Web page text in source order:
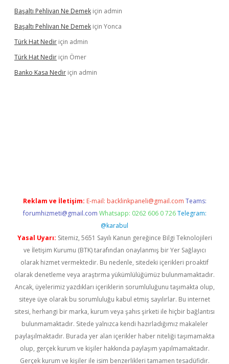
Başaltı Pehlivan Ne Demek için admin
Başaltı Pehlivan Ne Demek için Yonca
Türk Hat Nedir için admin
Türk Hat Nedir için Ömer
Banko Kasa Nedir için admin
Reklam ve İletişim: E-mail: backlinkpaneli@gmail.com Teams:
forumhizmeti@gmail.com Whatsapp: 0262 606 0 726 Telegram:
@karabul
Yasal Uyarı: Sitemiz, 5651 Sayılı Kanun gereğince Bilgi Teknolojileri
ve İletişim Kurumu (BTK) tarafından onaylanmış bir Yer Sağlayıcı
olarak hizmet vermektedir. Bu nedenle, sitedeki içerikleri proaktif
olarak denetleme veya araştırma yükümlülüğümüz bulunmamaktadır.
Ancak, üyelerimiz yazdıkları içeriklerin sorumluluğunu taşımakta olup,
siteye üye olarak bu sorumluluğu kabul etmiş sayılırlar. Bu internet
sitesi, herhangi bir marka, kurum veya şahıs şirketi ile hiçbir bağlantısı
bulunmamaktadır. Sitede yalnızca kendi hazırladığımız makaleler
paylaşılmaktadır. Burada yer alan içerikler haber niteliği taşımamakta
olup, gerçek kurum ve kişiler hakkında paylaşım yapılmamaktadır.
Gerçek kurum ve kişiler ile isim benzerlikleri tamamen tesadüfidir.